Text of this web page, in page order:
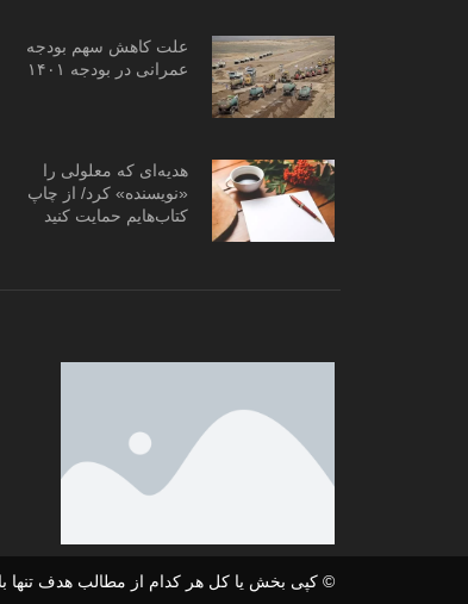
علت کاهش سهم بودجه
عمرانی در بودجه ۱۴۰۱
هدیه‌ای که معلولی را
«نویسنده» کرد/ از چاپ
کتاب‌هایم حمایت کنید
© کپی بخش یا کل هر کدام از مطالب هدف